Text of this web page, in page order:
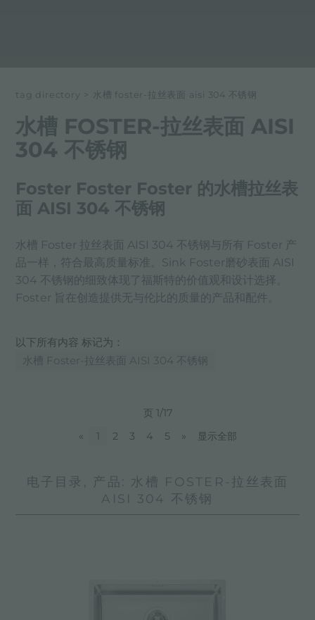
tag directory > 水槽 foster-拉丝表面 aisi 304 不锈钢
水槽 FOSTER-拉丝表面 AISI
304 不锈钢
Foster Foster Foster 的水槽拉丝表
面 AISI 304 不锈钢
水槽 Foster 拉丝表面 AISI 304 不锈钢与所有 Foster 产
品一样，符合最高质量标准。Sink Foster磨砂表面 AISI
304 不锈钢的细致体现了福斯特的价值观和设计选择。
Foster 旨在创造提供无与伦比的质量的产品和配件。
以下所有内容 标记为：
水槽 Foster-拉丝表面 AISI 304 不锈钢
页 1/17
«
1 2 3 4 5 » 显示全部
电子目录, 产品: 水槽 FOSTER-拉丝表面
AISI 304 不锈钢